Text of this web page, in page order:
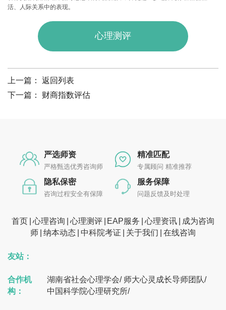
活、人际关系中的表现。
心理测评
上一篇： 返回列表
下一篇： 财商指数评估
严选师资
严格甄选优秀咨询师
精准匹配
专属顾问 精准推荐
隐私保密
咨询过程安全有保障
服务保障
问题反馈及时处理
首页 心理咨询 心理测评 EAP服务 心理资讯
成为咨询
师 纳本动态 中科院考证 关于我们 在线咨询
友站：
合作机
构：
湖南省社会心理学会/ 师大心灵成长导师团队/
中国科学院心理研究所/